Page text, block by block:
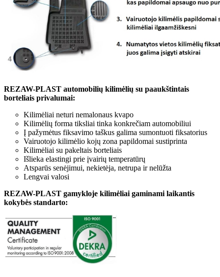
REZAW-PLAST automobilių kilimėlių su paaukštintais
borteliais privalumai:
Kilimėliai neturi nemalonaus kvapo
Kilimėlių forma tiksliai tinka konkrečiam automobiliui
Į pažymėtus fiksavimo taškus galima sumontuoti fiksatorius
Vairuotojo kilimėlio kojų zona papildomai sustiprinta
Kilimėliai su pakeltais borteliais
Išlieka elastingi prie įvairių temperatūrų
Atsparūs senėjimui, nekietėja, netrupa ir nelūžta
Lengvai valosi
REZAW-PLAST gamykloje kilimėliai gaminami laikantis
kokybės standarto: